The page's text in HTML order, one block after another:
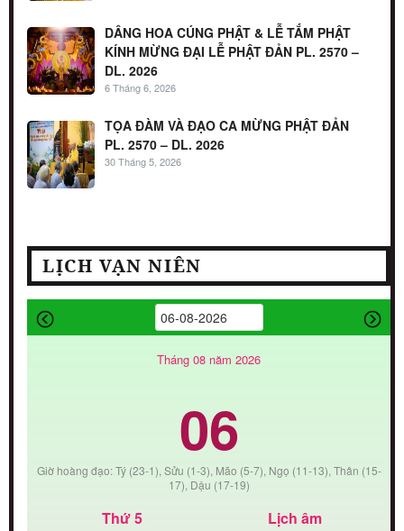
DÂNG HOA CÚNG PHẬT & LỄ TẮM PHẬT
KÍNH MỪNG ĐẠI LỄ PHẬT ĐẢN PL. 2570 –
DL. 2026
6 Tháng 6, 2026
TỌA ĐÀM VÀ ĐẠO CA MỪNG PHẬT ĐẢN
PL. 2570 – DL. 2026
30 Tháng 5, 2026
LỊCH VẠN NIÊN
Tháng 08 năm 2026
06
Giờ hoàng đạo: Tý (23-1), Sửu (1-3), Mão (5-7), Ngọ (11-13), Thân (15-
17), Dậu (17-19)
Thứ 5 Lịch âm